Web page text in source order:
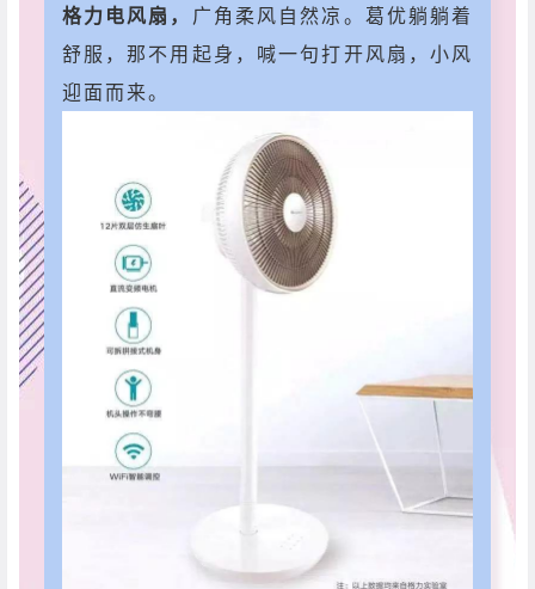
格力电风扇， 广角柔风自然凉。葛优躺躺着
舒服，那不用起身，喊一句打开风扇，小风
迎面而来。